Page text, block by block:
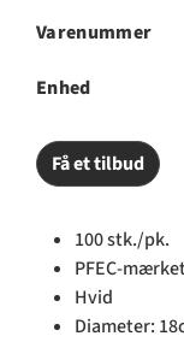
Varenummer
Enhed
Få et tilbud
100 stk./pk.
PFEC-
Hvid
Diameter: